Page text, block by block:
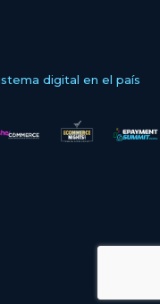
digital en el país